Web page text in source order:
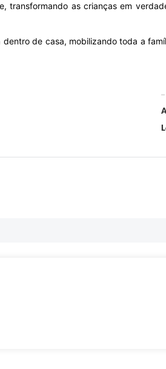
as crianças em
de casa, mobilizando toda a